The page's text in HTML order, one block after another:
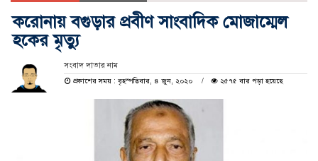
করোনায় বগুড়ার প্রবীণ সাংবাদিক মোজাম্মেল
হকের মৃত্যু
সংবাদ দাতার নাম
প্রকাশের সময় : বৃহস্পতিবার, ৪ জুন, ২০২০
২৫৭৫ বার পড়া হয়েছে